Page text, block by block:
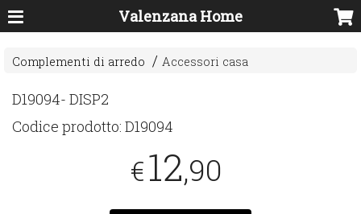
Valenzana Home
Complementi di arredo Accessori casa
D19094- DISP2
Codice prodotto:D19094
€12,90